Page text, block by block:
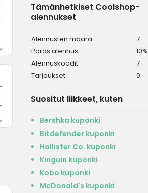
Tämänhetkiset Coolshop-
alennukset
Alennusten määrä
7
Paras alennus
10%
Alennuskoodit
7
Tarjoukset
0
Suositut liikkeet, kuten
Bershka kuponki
Bitdefender kuponki
Hollister Co. kuponki
Kinguin kuponki
Kobo kuponki
McDonald's kuponki